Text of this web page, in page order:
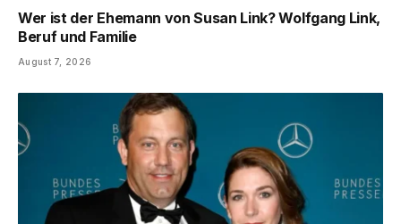
Wer ist der Ehemann von Susan Link? Wolfgang Link,
Beruf und Familie
August 7, 2026